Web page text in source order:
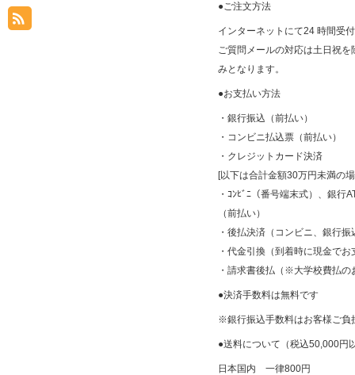
●ご注文方法
インターネットにて24 時間受
ご質問メールの対応は土日祝
みとなります。
●お支払い方法
・銀行振込（前払い）
・コンビニ払込票（前払い）
・クレジットカード決済
[以下は合計金額30万円未満の
・ｺﾝﾋﾞﾆ（番号端末式）、銀行
（前払い）
・後払決済（コンビニ、銀行
・代金引換（到着時に現金でお
・請求書後払（※大学校費払の
●決済手数料は無料です
※銀行振込手数料はお客様ご負
●送料について（税込50,000円
日本国内 一律800円